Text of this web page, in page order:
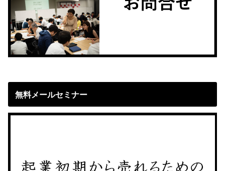
無料メールセミナー